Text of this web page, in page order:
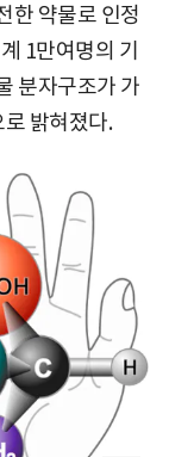
한 약물로 인정
1만여명의 기
분자구조가 가
밝혀졌다.